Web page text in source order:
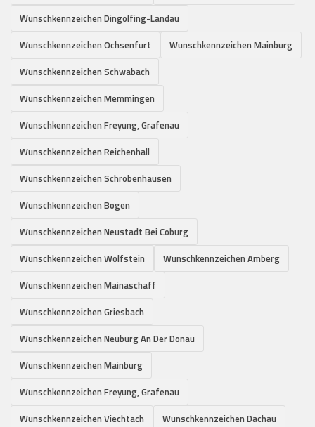
Wunschkennzeichen Dingolfing-Landau
Wunschkennzeichen Ochsenfurt
Wunschkennzeichen Mainburg
Wunschkennzeichen Schwabach
Wunschkennzeichen Memmingen
Wunschkennzeichen Freyung, Grafenau
Wunschkennzeichen Reichenhall
Wunschkennzeichen Schrobenhausen
Wunschkennzeichen Bogen
Wunschkennzeichen Neustadt Bei Coburg
Wunschkennzeichen Wolfstein
Wunschkennzeichen Amberg
Wunschkennzeichen Mainaschaff
Wunschkennzeichen Griesbach
Wunschkennzeichen Neuburg An Der Donau
Wunschkennzeichen Mainburg
Wunschkennzeichen Freyung, Grafenau
Wunschkennzeichen Viechtach
Wunschkennzeichen Dachau